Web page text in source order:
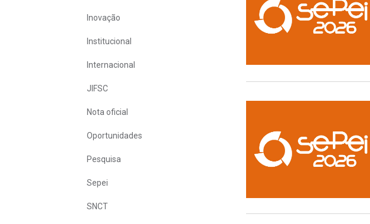
Inovação
Institucional
Internacional
JIFSC
Nota oficial
Oportunidades
Pesquisa
Sepei
SNCT